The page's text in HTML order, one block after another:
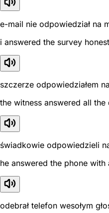
e-mail nie odpowiedział na
i answered the survey
szczerze odpowiedziałem
the witness answered all
świadkowie odpowiedzieli
he answered the phone
odebrał telefon wesołym